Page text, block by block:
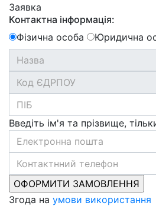
Заявка
Контактна інформація:
Фізична особа
Юридична
Введіть ім'я та прізвище,
Згода на умови використання